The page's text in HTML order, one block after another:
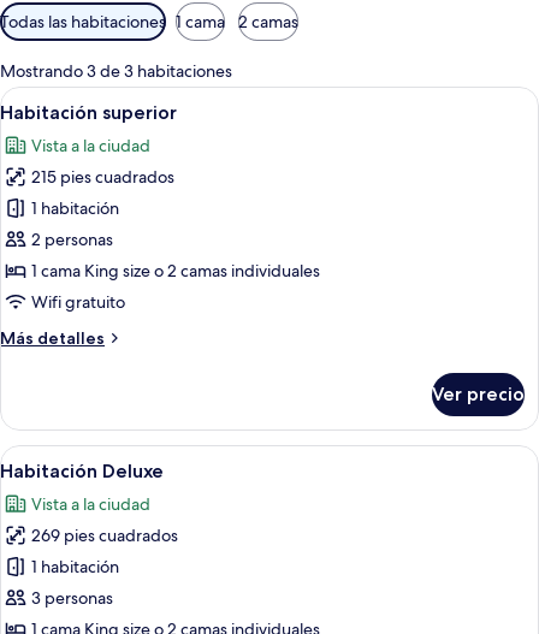
Filtros
disponibles
para
las
habitaciones
Todas las habitaciones 1 cama 2 camas
Mostrando 3 de 3 habitaciones
Abrir
todas
las
fotos
de
Habitación
superior
Una habitación de hotel con papel
5
Habitación superior
Vista a la ciudad
215 pies cuadrados
1 habitación
2 personas
1 cama King size o 2 camas individuales
Wifi gratuito
Más detalles
Más
superior
Ver precio
Abrir
todas
las
fotos
de
Habitación
Deluxe
Habitación de hotel con cama,
8
Habitación Deluxe
Vista a la ciudad
269 pies cuadrados
1 habitación
3 personas
1 cama King size o 2 camas individuales